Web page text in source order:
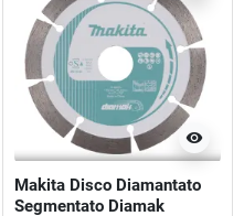
visibility
Makita Disco Diamantato
Segmentato Diamak